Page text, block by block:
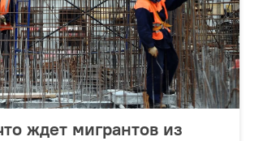
ждет мигрантов из